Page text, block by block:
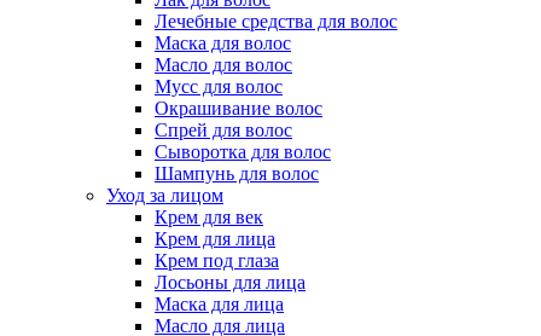
Лечебные средства для волос
Маска для волос
Масло для волос
Мусс для волос
Окрашивание волос
Спрей для волос
Сыворотка для волос
Шампунь для волос
Уход за лицом
Крем для век
Крем для лица
Крем под глаза
Лосьоны для лица
Маска для лица
Масло для лица